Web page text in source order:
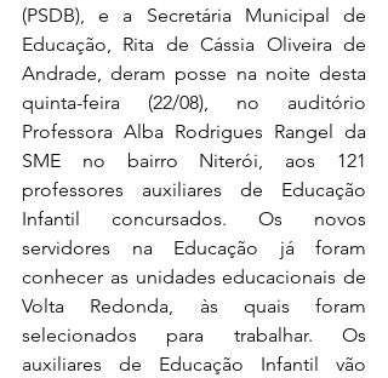
(PSDB), e a Secretária Municipal de
Educação, Rita de Cássia Oliveira de
Andrade, deram posse na noite desta
quinta-feira (22/08), no auditório
Professora Alba Rodrigues Rangel da
SME no bairro Niterói, aos 121
professores auxiliares de Educação
Infantil concursados. Os novos
servidores na Educação já foram
conhecer as unidades educacionais de
Volta Redonda, às quais foram
selecionados para trabalhar. Os
auxiliares de Educação Infantil vão